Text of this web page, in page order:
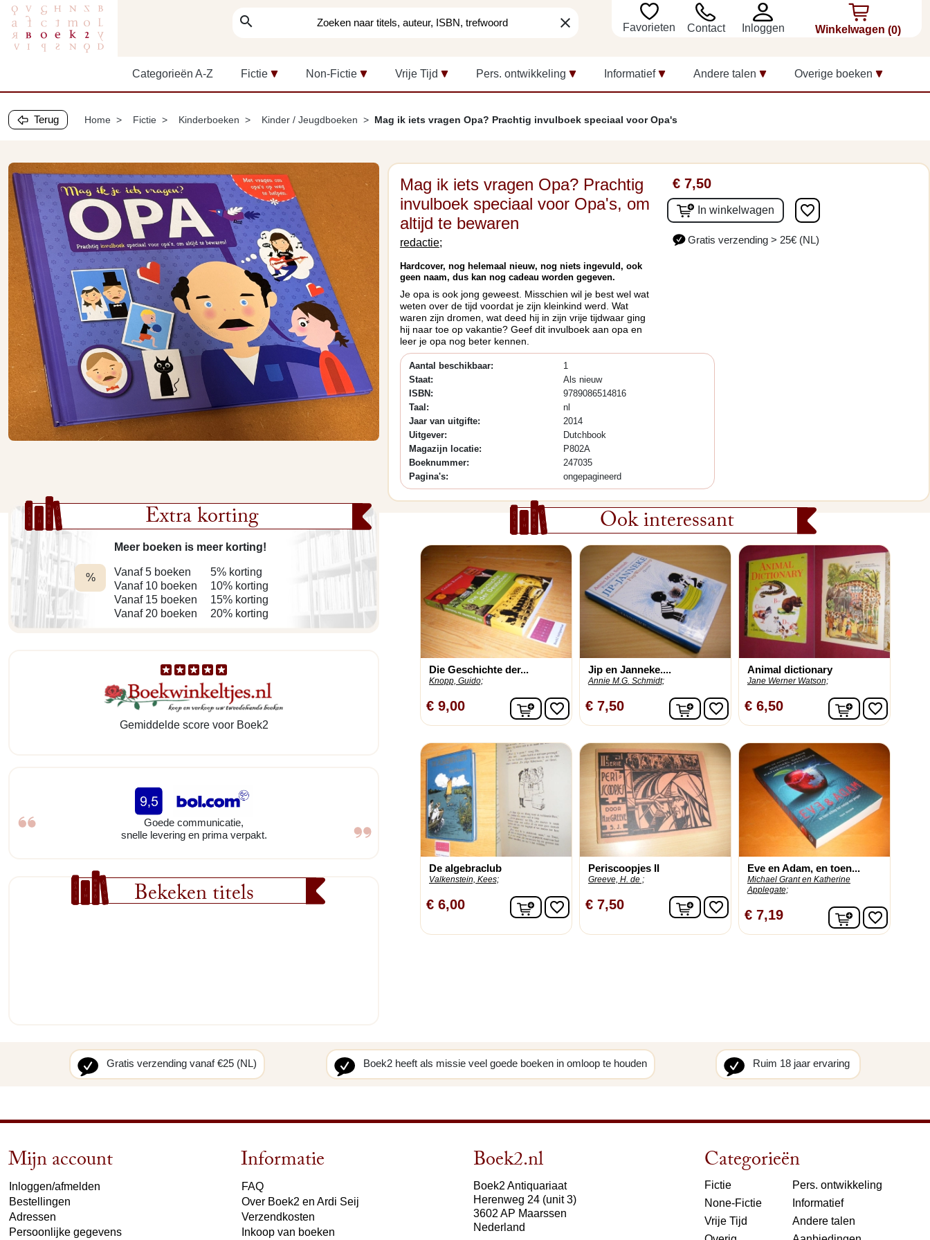
search clear Favorieten Contact Inloggen Winkelwagen (0)
Categorieën A-Z Fictie Non-Fictie Vrije Tijd Pers. ontwikkeling Informatief Andere talen Overige boeken
Terug Home Fictie Kinderboeken Kinder / Jeugdboeken Mag ik iets vragen Opa? Prachtig invulboek speciaal voor Opa's
Mag ik iets vragen Opa? Prachtig
invulboek speciaal voor Opa's, om
altijd te bewaren
redactie;
Hardcover, nog helemaal nieuw, nog niets ingevuld, ook
geen naam, dus kan nog cadeau worden gegeven.
Je opa is ook jong geweest. Misschien wil je best wel wat
weten over de tijd voordat je zijn kleinkind werd. Wat
waren zijn dromen, wat deed hij in zijn vrije tijdwaar ging
hij naar toe op vakantie? Geef dit invulboek aan opa en
leer je opa nog beter kennen.
€ 7,50
In winkelwagen favorite_border
Gratis verzending > 25€ (NL)
Aantal beschikbaar:
1
Staat:
Als nieuw
ISBN:
9789086514816
Taal:
nl
Jaar van uitgifte:
2014
Uitgever:
Dutchbook
Magazijn locatie:
P802A
Boeknummer:
247035
Pagina's:
ongepagineerd
Extra korting
%
Meer boeken is meer korting!
Vanaf 5 boeken
Vanaf 10 boeken
Vanaf 15 boeken
Vanaf 20 boeken
5% korting
10% korting
15% korting
20% korting
Gemiddelde score voor Boek2
Goede communicatie,
snelle levering en prima verpakt.
Bekeken titels
Ook interessant
Die Geschichte der...
Knopp, Guido;
€ 9,00 In winkelwagen
favorite_border
Jip en Janneke....
Annie M.G. Schmidt;
€ 7,50 In winkelwagen
favorite_border
Animal dictionary
Jane Werner Watson;
€ 6,50 Infavorite_border
De algebraclub
Valkenstein, Kees;
€ 6,00 In winkelwagen
favorite_border
Periscoopjes II
Greeve, H. de ;
€ 7,50 In winkelwagen
favorite_border
Eve en Adam, en toen...
Michael Grant en Katherine
Applegate;
€ 7,19 Infavorite_border
Gratis verzending vanaf €25 (NL) Boek2 heeft als missie veel goede boeken in omloop te houden Ruim 18 jaar ervaring
Mijn account
Inloggen/afmelden
Bestellingen
Adressen
Persoonlijke gegevens
Informatie
FAQ
Over Boek2 en Ardi Seij
Verzendkosten
Inkoop van boeken
Boek2.nl
Boek2 Antiquariaat
Herenweg 24 (unit 3)
3602 AP Maarssen
Nederland
Categorieën
Fictie
None-Fictie
Vrije Tijd
Pers. ontwikkeling
Informatief
Andere talen